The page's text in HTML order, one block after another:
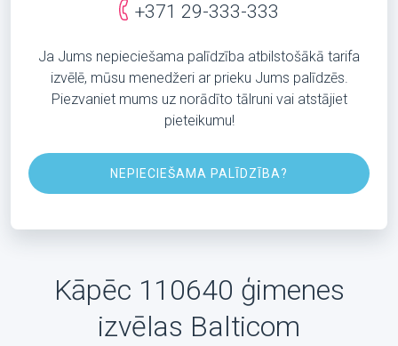
+371 29-333-333
Ja Jums nepieciešama palīdzība atbilstošākā tarifa
izvēlē, mūsu menedžeri ar prieku Jums palīdzēs.
Piezvaniet mums uz norādīto tālruni vai atstājiet
pieteikumu!
NEPIECIEŠAMA PALĪDZĪBA?
Kāpēc 110640 ģimenes
izvēlas Balticom